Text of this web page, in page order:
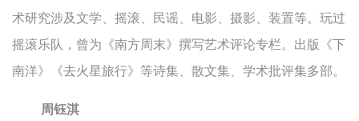
术研究涉及文学、摇滚、民谣、电影、摄影、装置等。玩过
摇滚乐队，曾为《南方周末》撰写艺术评论专栏。出版《下
南洋》《去火星旅行》等诗集、散文集、学术批评集多部。
周钰淇